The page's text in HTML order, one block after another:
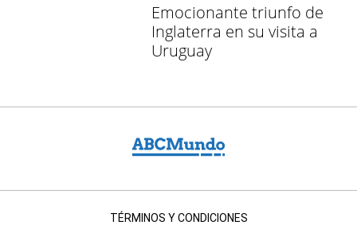
Emocionante triunfo de
Inglaterra en su visita a
Uruguay
TÉRMINOS Y CONDICIONES